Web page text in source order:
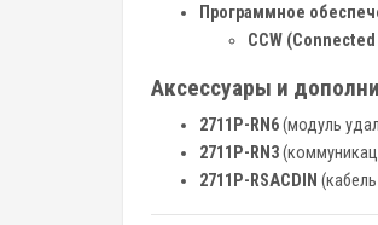
Программное
CCW
Аксессуары и
2711P-RN6(модуль
2711P-RN3
2711P-RSACDIN